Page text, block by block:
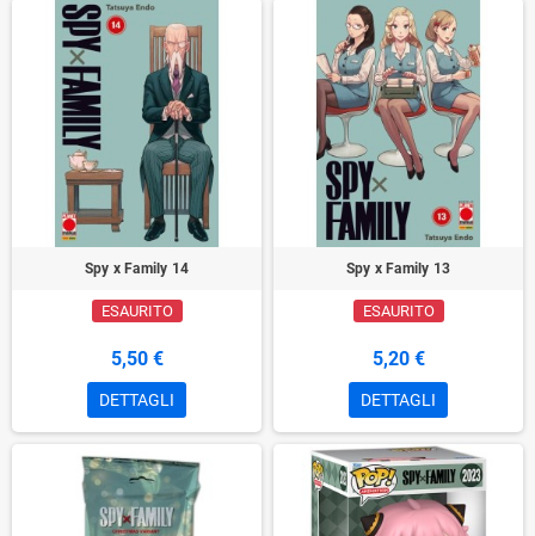
Spy x Family 14
ESAURITO
5,50 €
DETTAGLI
Spy x Family 13
ESAURITO
5,20 €
DETTAGLI